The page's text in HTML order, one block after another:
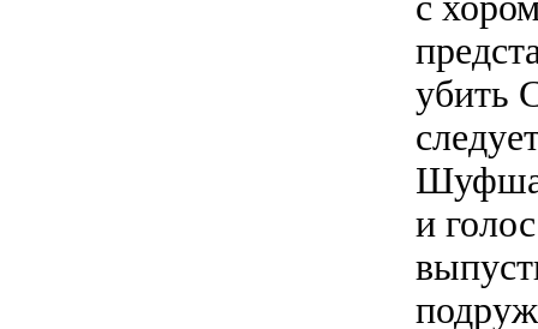
убить
Шуфша
и